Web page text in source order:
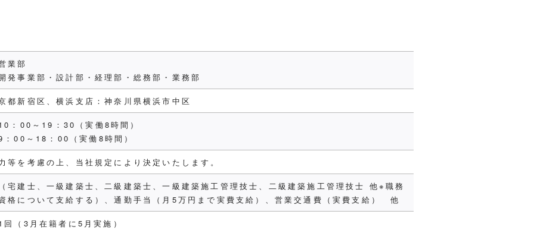
業部
発事業部・設計部・経理部・総務部・業務部
都新宿区、横浜支店：神奈川県横浜市中区
：00～19：30（実働8時間）
：00～18：00（実働8時間）
等を考慮の上、当社規定により決定いたします。
宅建士、一級建築士、二級建築士、一級建築施工管理技士、二級建築施工管理技士 他※職務
格について支給する）、通勤手当（月5万円まで実費支給）、営業交通費（実費支給） 他
（3月在籍者に5月実施）